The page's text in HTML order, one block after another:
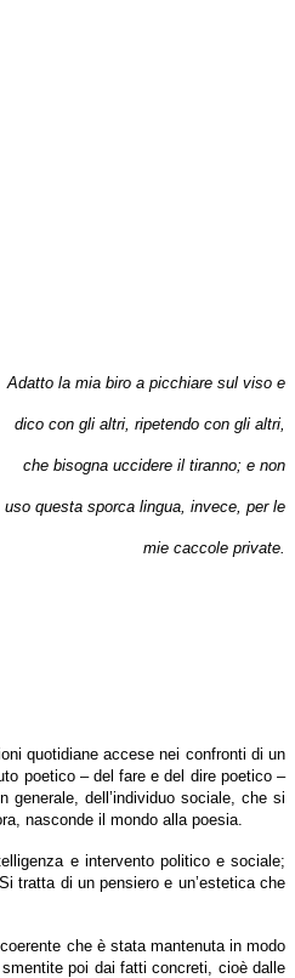
Adatto la mia biro a picchiare sul viso e
dico con gli altri, ripetendo con gli altri,
che bisogna uccidere il tiranno; e non
uso questa sporca lingua, invece, per le
mie caccole private.
quotidiane accese nei confronti di un
poetico – del fare e del dire poetico –
dell’individuo sociale, che si
nasconde il mondo alla poesia.
e intervento politico e sociale;
tratta di un pensiero e un’estetica che
che è stata mantenuta in modo
poi dai fatti concreti, cioè dalle